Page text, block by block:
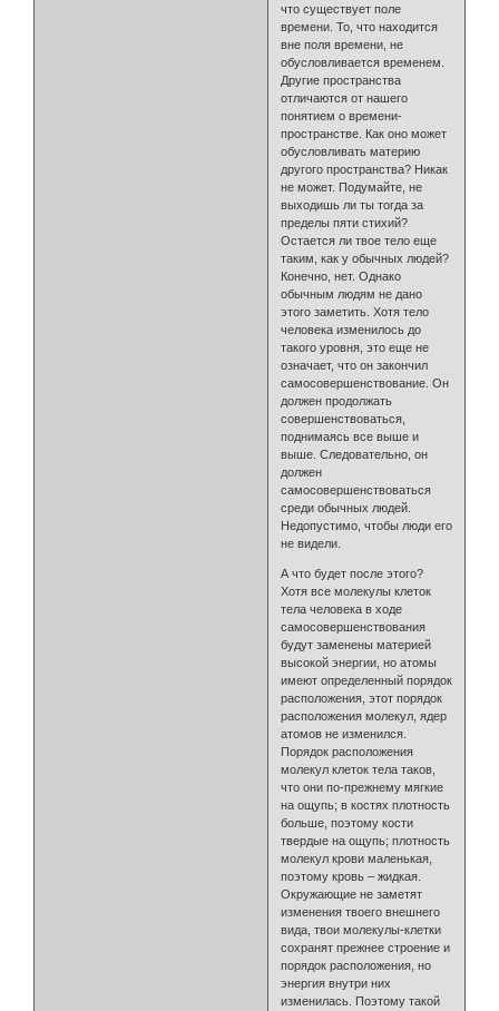
что существует поле
времени. То, что находится
вне поля времени, не
обусловливается временем.
Другие пространства
отличаются от нашего
понятием о времени-
пространстве. Как оно может
обусловливать материю
другого пространства? Никак
не может. Подумайте, не
выходишь ли ты тогда за
пределы пяти стихий?
Остается ли твое тело еще
таким, как у обычных людей?
Конечно, нет. Однако
обычным людям не дано
этого заметить. Хотя тело
человека изменилось до
такого уровня, это еще не
означает, что он закончил
самосовершенствование. Он
должен продолжать
совершенствоваться,
поднимаясь все выше и
выше. Следовательно, он
должен
самосовершенствоваться
среди обычных людей.
Недопустимо, чтобы люди его
не видели.
А что будет после этого?
Хотя все молекулы клеток
тела человека в ходе
самосовершенствования
будут заменены материей
высокой энергии, но атомы
имеют определенный порядок
расположения, этот порядок
расположения молекул, ядер
атомов не изменился.
Порядок расположения
молекул клеток тела таков,
что они по-прежнему мягкие
на ощупь; в костях плотность
больше, поэтому кости
твердые на ощупь; плотность
молекул крови маленькая,
поэтому кровь – жидкая.
Окружающие не заметят
изменения твоего внешнего
вида, твои молекулы-клетки
сохранят прежнее строение и
порядок расположения, но
энергия внутри них
изменилась. Поэтому такой